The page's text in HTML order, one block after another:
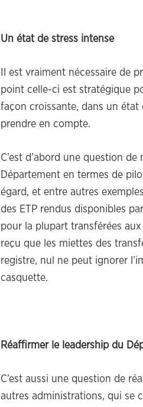
Un état de stress intense
Il est vraiment nécessaire de
point celle-ci est stratégique
façon croissante, dans un état
prendre en compte.
C’est d’abord une question
Département en termes de
égard, et entre autres
des ETP rendus disponibles
pour la plupart transférées
reçu que les miettes des
registre, nul ne peut ignorer
casquette.
Réaffirmer le leadership du
C’est aussi une question de
autres administrations, qui se